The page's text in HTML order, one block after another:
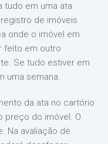
tudo em uma ata
de imóveis
onde o imóvel em
feito em outro
Se tudo estiver em
uma semana.
da ata no cartório
preço do imóvel. O
Na avaliação de